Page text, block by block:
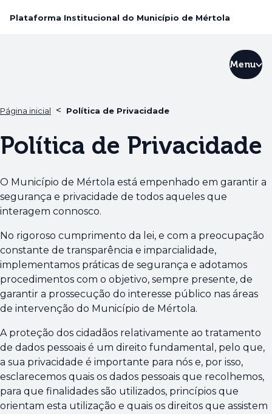
Plataforma Institucional do Município de Mértola
Menu
Página inicial < Política de Privacidade
Política de Privacidade
O Município de Mértola está empenhado em garantir a
segurança e privacidade de todos aqueles que
interagem connosco.
No rigoroso cumprimento da lei, e com a preocupação
constante de transparência e imparcialidade,
implementamos práticas de segurança e adotamos
procedimentos com o objetivo, sempre presente, de
garantir a prossecução do interesse público nas áreas
de intervenção do Município de Mértola.
A proteção dos cidadãos relativamente ao tratamento
de dados pessoais é um direito fundamental, pelo que,
a sua privacidade é importante para nós e, por isso,
esclarecemos quais os dados pessoais que recolhemos,
para que finalidades são utilizados, princípios que
orientam esta utilização e quais os direitos que assistem